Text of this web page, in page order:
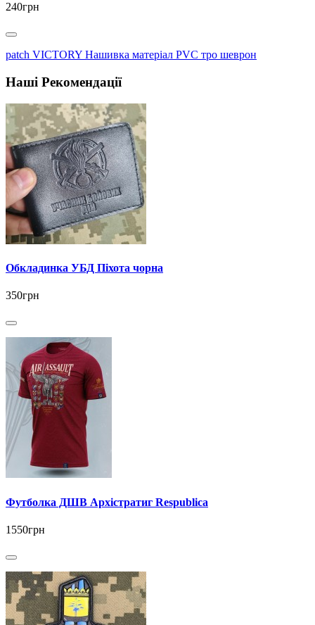
240грн
patch VICTORY Нашивка матеріал PVC тро шеврон
Наші Рекомендації
Обкладинка УБД Піхота чорна
350грн
Футболка ДШВ Архістратиг Respublica
1550грн